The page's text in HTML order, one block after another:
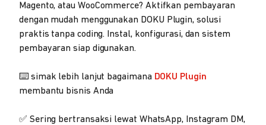
Magento, atau WooCommerce? Aktifkan pembayaran
dengan mudah menggunakan DOKU Plugin, solusi
praktis tanpa coding. Instal, konfigurasi, dan sistem
pembayaran siap digunakan.
⌨️ simak lebih lanjut bagaimana DOKU Plugin
membantu bisnis Anda
✅ Sering bertransaksi lewat WhatsApp, Instagram DM,